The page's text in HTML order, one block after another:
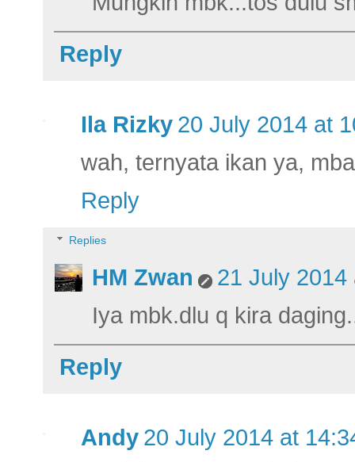
Reply
Ila Rizky 20 July 2014 at
wah, ternyata ikan ya,
Reply
Replies
HM Zwan
21 July 2014
Iya mbk.dlu q kira
Reply
Andy 20 July 2014 at